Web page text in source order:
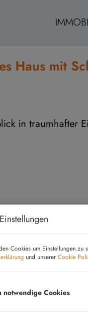
Haus mit
Cookies um Einstellungen zu
und unserer Cookie
notwendige Cookies